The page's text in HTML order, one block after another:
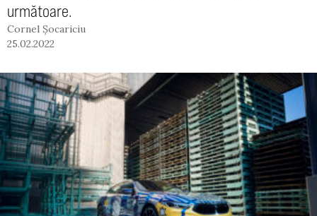
următoare.
Cornel Șocariciu
25.02.2022